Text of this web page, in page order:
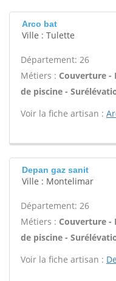
Arco bat
Ville : Tulette
Département: 26
Métiers : Couverture -
de piscine -
Voir la fiche artisan :
Depan gaz sanit
Ville : Montelimar
Département: 26
Métiers : Couverture -
de piscine -
Voir la fiche artisan :